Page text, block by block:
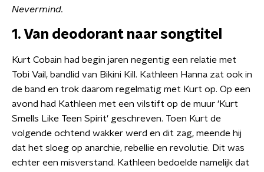
Nevermind.
1. Van deodorant naar songtitel
Kurt Cobain had begin jaren negentig een relatie met
Tobi Vail, bandlid van Bikini Kill. Kathleen Hanna zat ook in
de band en trok daarom regelmatig met Kurt op. Op een
avond had Kathleen met een vilstift op de muur 'Kurt
Smells Like Teen Spirit' geschreven. Toen Kurt de
volgende ochtend wakker werd en dit zag, meende hij
dat het sloeg op anarchie, rebellie en revolutie. Dit was
echter een misverstand. Kathleen bedoelde namelijk dat